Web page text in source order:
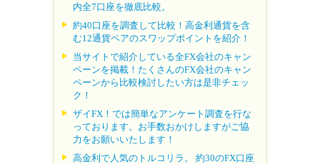
内全7口座を徹底比較。
約40口座を調査して比較！高金利通貨を含
む12通貨ペアのスワップポイントを紹介！
当サイトで紹介している全FX会社のキャン
ペーンを掲載！たくさんのFX会社のキャン
ペーンから比較検討したい方は是非チェッ
ク！
ザイFX！では簡単なアンケート調査を行な
っております。お手数おかけしますがご協
力をお願いいたします！
高金利で人気のトルコリラ。 約30のFX口座